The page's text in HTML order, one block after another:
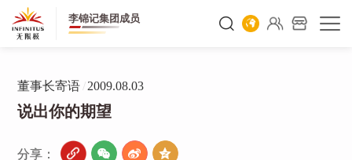
李锦记集团成员
董事长寄语 /2009.08.03
说出你的期望
分享：